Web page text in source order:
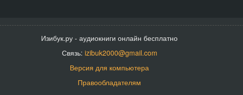
Изибук.ру - аудиокниги онлайн бесплатно
Связь: izibuk2000@gmail.com
Версия для компьютера
Правообладателям